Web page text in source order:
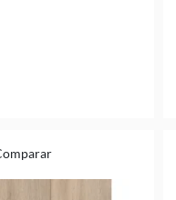
comparar